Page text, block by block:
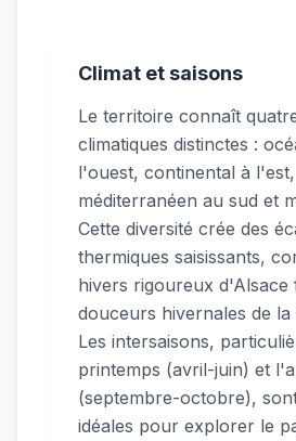
Climat et saisons
Le territoire connaît
climatiques distinctes :
l'ouest, continental à l'est,
méditerranéen au sud et
Cette diversité crée des
thermiques saisissants,
hivers rigoureux d'Alsace
douceurs hivernales de la
Les intersaisons,
printemps (avril-juin) et
(septembre-octobre),
idéales pour explorer le